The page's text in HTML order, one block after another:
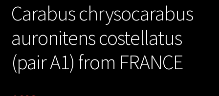
Carabus chrysocarabus
auronitens costellatus
(pair A1) from FRANCE